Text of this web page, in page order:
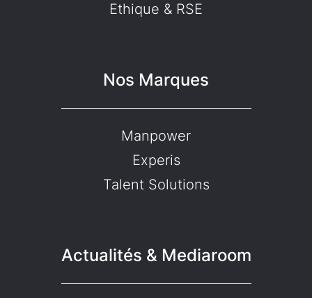
Ethique & RSE
Nos Marques
Manpower
Experis
Talent Solutions
Actualités & Mediaroom